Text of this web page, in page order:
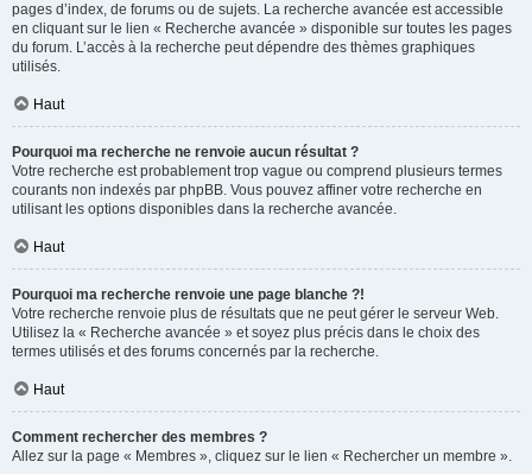
pages d’index, de forums ou de sujets. La recherche avancée est accessible
en cliquant sur le lien « Recherche avancée » disponible sur toutes les pages
du forum. L’accès à la recherche peut dépendre des thèmes graphiques
utilisés.
Haut
Pourquoi ma recherche ne renvoie aucun résultat ?
Votre recherche est probablement trop vague ou comprend plusieurs termes
courants non indexés par phpBB. Vous pouvez affiner votre recherche en
utilisant les options disponibles dans la recherche avancée.
Haut
Pourquoi ma recherche renvoie une page blanche ?!
Votre recherche renvoie plus de résultats que ne peut gérer le serveur Web.
Utilisez la « Recherche avancée » et soyez plus précis dans le choix des
termes utilisés et des forums concernés par la recherche.
Haut
Comment rechercher des membres ?
Allez sur la page « Membres », cliquez sur le lien « Rechercher un membre ».